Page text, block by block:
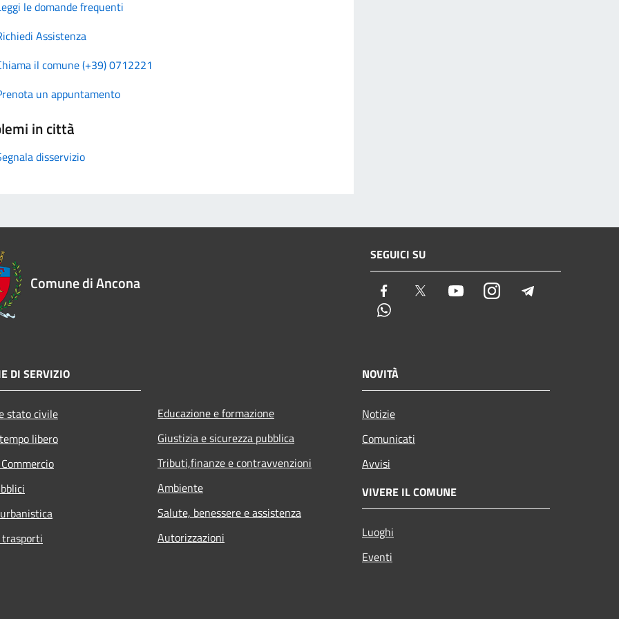
le domande frequenti
Assistenza
il comune (+39) 0712221
un appuntamento
in città
disservizio
Comune di Ancona
SEGUICI SU
Facebook Twitter YoutubeInstagram
DI SERVIZIO
stato civile
libero
Educazione e formazione
Giustizia e sicurezza pubblica
Tributi,finanze e contravvenzioni
Ambiente
Salute, benessere e assistenza
Autorizzazioni
NOVITÀ
Notizie
Comunicati
Avvisi
VIVERE IL COMUNE
Luoghi
Eventi